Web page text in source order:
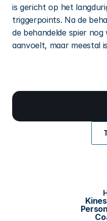
is gericht op het
triggerpoints. Na de
de behandelde spier
aanvoelt, maar meestal